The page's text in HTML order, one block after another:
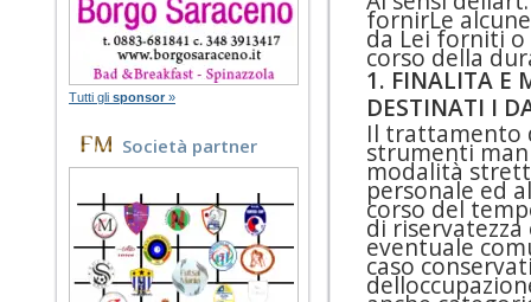
Tutti gli sponsor »
Società partner
fornirLe
da Lei forniti
corso della
1. FINALITA E
DESTINATI I
Il trattamento
strumenti
modalità
personale ed
corso del
di riservatezza
eventuale
caso